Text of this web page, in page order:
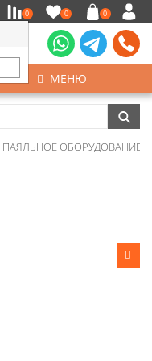
0 0 0
МЕНЮ
ПАЯЛЬНОЕ ОБОРУДОВАНИЕ